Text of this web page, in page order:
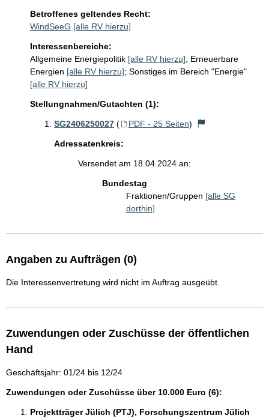
Betroffenes geltendes Recht:
WindSeeG [alle RV hierzu]
Interessenbereiche:
Allgemeine Energiepolitik [alle RV hierzu]; Erneuerbare
Energien [alle RV hierzu]; Sonstiges im Bereich "Energie"
[alle RV hierzu]
Stellungnahmen/Gutachten (1):
SG2406250027 ( PDF - 25 Seiten)
Adressatenkreis:
Versendet am 18.04.2024 an:
Bundestag
Fraktionen/Gruppen [alle SG
dorthin]
Angaben zu Aufträgen (0)
Die Interessenvertretung wird nicht im Auftrag ausgeübt.
Zuwendungen oder Zuschüsse der öffentlichen
Hand
Geschäftsjahr: 01/24 bis 12/24
Zuwendungen oder Zuschüsse über 10.000 Euro (6):
Projektträger Jülich (PTJ), Forschungszentrum Jülich